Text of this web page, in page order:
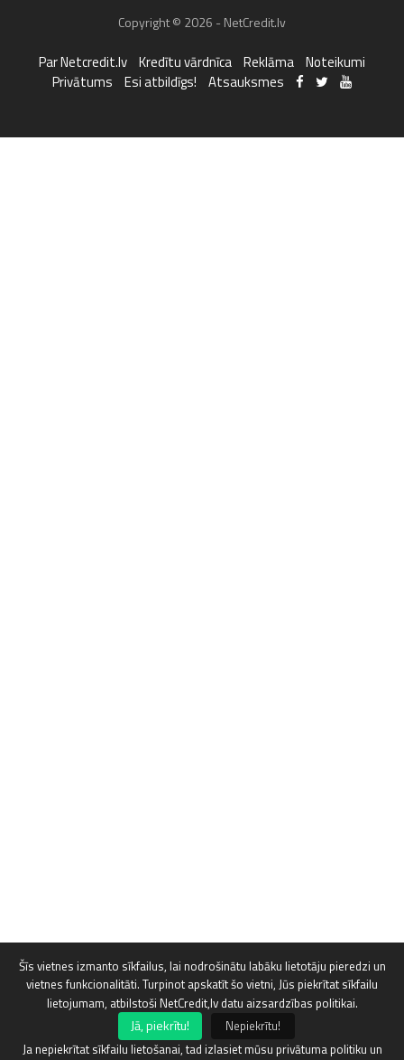
Copyright © 2026 - NetCredit.lv
Par Netcredit.lv Kredītu vārdnīca Reklāma Noteikumi
Privātums
Esi atbildīgs! Atsauksmes
Šīs vietnes izmanto sīkfailus, lai nodrošinātu labāku lietotāju pieredzi un
vietnes funkcionalitāti. Turpinot apskatīt šo vietni, Jūs piekrītat sīkfailu
lietojumam, atbilstoši NetCredit,lv datu aizsardzības politikai.
Jā, piekrītu!
Nepiekrītu!
Ja nepiekrītat sīkfailu lietošanai, tad izlasiet mūsu privātuma politiku un